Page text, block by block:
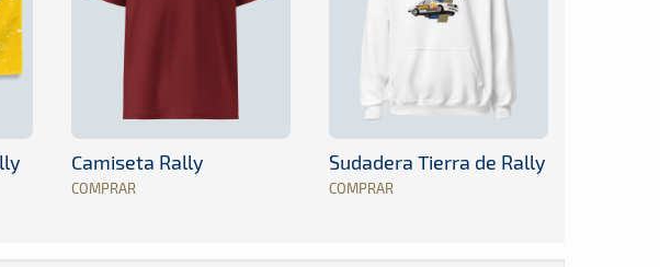
Camiseta Rally
COMPRAR
Sudadera Tierra de Rally
COMPRAR